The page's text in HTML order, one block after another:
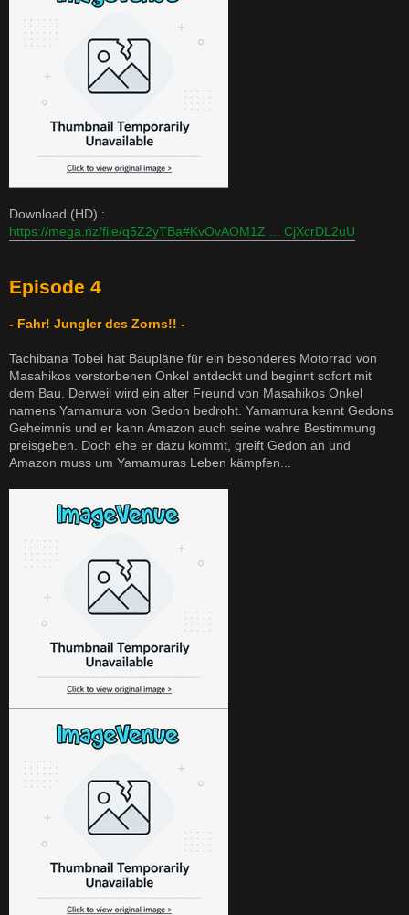
Download (HD) :
https://mega.nz/file/q5Z2yTBa#KvOvAOM1Z ... CjXcrDL2uU
Episode 4
- Fahr! Jungler des Zorns!! -
Tachibana Tobei hat Baupläne für ein besonderes Motorrad von
Masahikos verstorbenen Onkel entdeckt und beginnt sofort mit
dem Bau. Derweil wird ein alter Freund von Masahikos Onkel
namens Yamamura von Gedon bedroht. Yamamura kennt Gedons
Geheimnis und er kann Amazon auch seine wahre Bestimmung
preisgeben. Doch ehe er dazu kommt, greift Gedon an und
Amazon muss um Yamamuras Leben kämpfen...